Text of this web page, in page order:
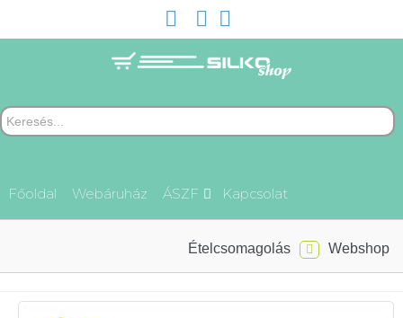
Főoldal Webáruház ÁSZF Kapcsolat
Webshop
Ételcsomagolás